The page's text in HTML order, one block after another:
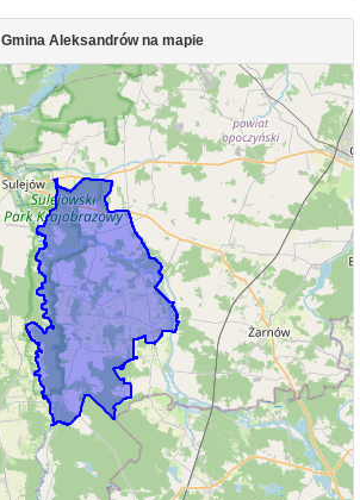
Gmina Aleksandrów na mapie